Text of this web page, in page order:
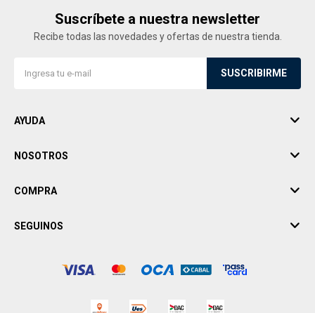
Suscríbete a nuestra newsletter
Recibe todas las novedades y ofertas de nuestra tienda.
SUSCRIBIRME
AYUDA
NOSOTROS
COMPRA
SEGUINOS